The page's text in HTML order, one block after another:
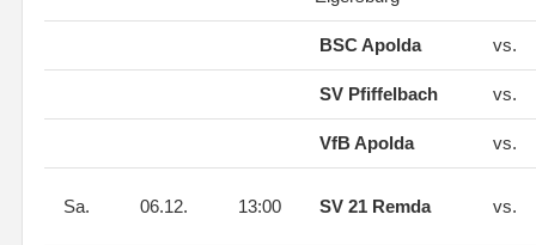
BSC Apolda vs.
SV Pfiffelbach vs.
VfB Apolda vs.
Sa. 06.12. 13:00 SV 21 Remda vs.